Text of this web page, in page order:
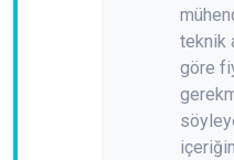
teknik
göre